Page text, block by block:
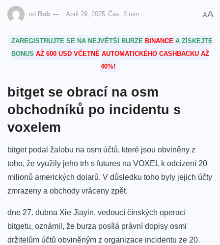
od Rob April 29, 2025 Čas: 3 min AA
ZAREGISTRUJTE SE NA NEJVĚTŠÍ BURZE BINANCE A ZÍSKEJTE
BONUS AŽ 600 USD VČETNĚ AUTOMATICKÉHO CASHBACKU AŽ
40%!
bitget se obrací na osm
obchodníků po incidentu s
voxelem
bitget podal žalobu na osm účtů, které jsou obviněny z
toho, že využily jeho trh s futures na ‍VOXEL ⁢k odcizení 20
milionů amerických ⁢dolarů. V důsledku toho byly jejich účty
zmrazeny​ a obchody vráceny ⁤zpět.
dne ‍27.⁤ dubna Xie Jiayin, vedoucí čínských operací
bitgetu, oznámil, že burza posílá právní dopisy osmi
držitelům účtů obviněným z ⁢organizace incidentu ze 20.